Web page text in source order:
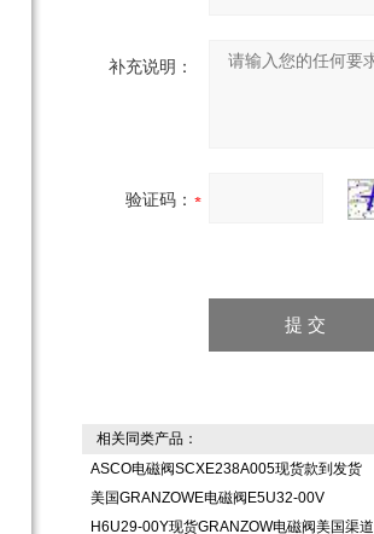
补充说明：
验证码：
相关同类产品：
ASCO电磁阀SCXE238A005现货款到发货
美国GRANZOWE电磁阀E5U32-00V
H6U29-00Y现货GRANZOW电磁阀美国渠道